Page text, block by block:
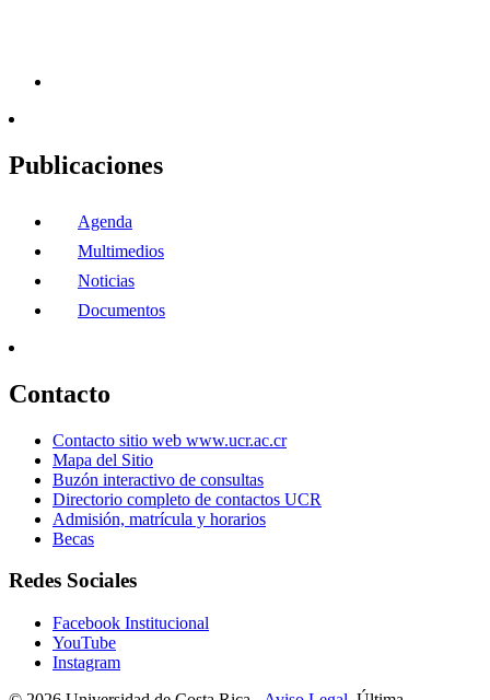
Publicaciones
Agenda
Multimedios
Noticias
Documentos
Contacto
Contacto sitio web www.ucr.ac.cr
Mapa del Sitio
Buzón interactivo de consultas
Directorio completo de contactos UCR
Admisión, matrícula y horarios
Becas
Redes Sociales
Facebook Institucional
YouTube
Instagram